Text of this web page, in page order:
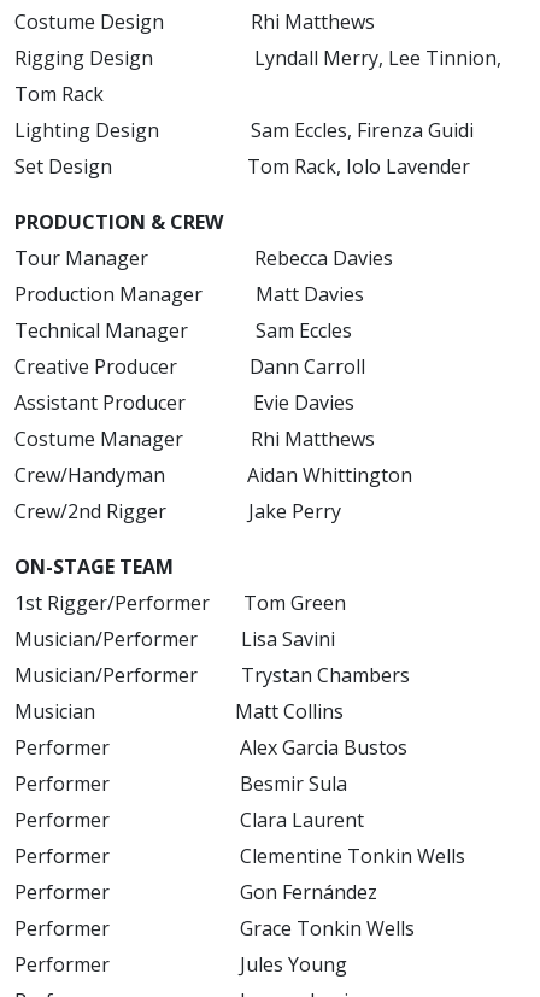
Costume Design Rhi Matthews
Rigging Design Lyndall Merry, Lee Tinnion,
Tom Rack
Lighting Design Sam Eccles, Firenza Guidi
Set Design Tom Rack, Iolo Lavender
PRODUCTION & CREW
Tour Manager Rebecca Davies
Production Manager Matt Davies
Technical Manager Sam Eccles
Creative Producer Dann Carroll
Assistant Producer Evie Davies
Costume Manager Rhi Matthews
Crew/Handyman Aidan Whittington
Crew/2nd Rigger Jake Perry
ON-STAGE TEAM
1st Rigger/Performer Tom Green
Musician/Performer Lisa Savini
Musician/Performer Trystan Chambers
Musician Matt Collins
Performer Alex Garcia Bustos
Performer Besmir Sula
Performer Clara Laurent
Performer Clementine Tonkin Wells
Performer Gon Fernández
Performer Grace Tonkin Wells
Performer Jules Young